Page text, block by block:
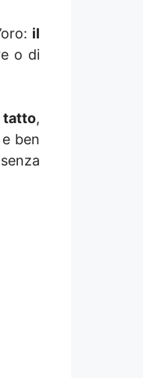
il
o di
tatto,
ben